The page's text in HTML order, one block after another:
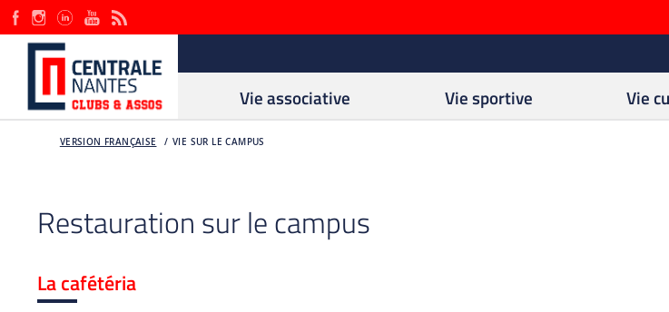
Vie associative Vie sportive Vie
VERSION FRANÇAISE VIE SUR LE CAMPUS
Restauration sur le campus
La cafétéria